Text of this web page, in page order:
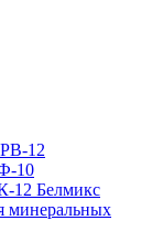
12
10
12 Белмикс
минеральных